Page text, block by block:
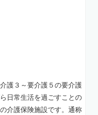
護３～要介護５の要介護
日常生活を過ごすことの
介護保険施設です。通称